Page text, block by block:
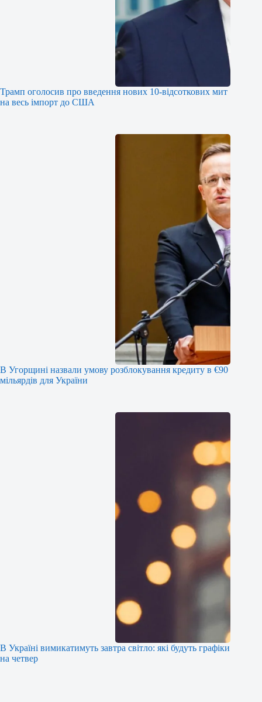
Трамп оголосив про введення нових 10-відсоткових мит
на весь імпорт до США
В Угорщині назвали умову розблокування кредиту в €90
мільярдів для України
В Україні вимикатимуть завтра світло: які будуть графіки
на четвер